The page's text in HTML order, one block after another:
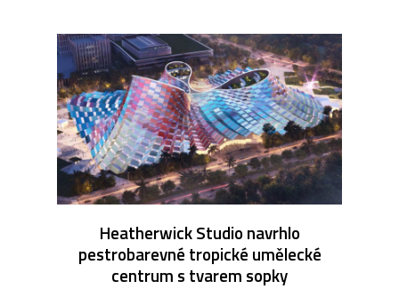
Heatherwick Studio navrhlo
pestrobarevné tropické umělecké
centrum s tvarem sopky